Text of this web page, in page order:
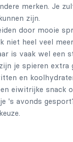
merken. Je
zijn.
door mooie
niet heel veel
is vaak wel een
je spieren extra
en
eiwitrijke snack
's avonds